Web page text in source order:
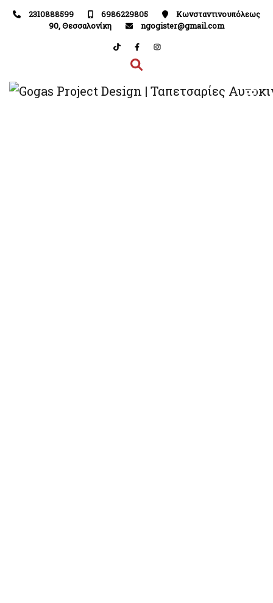
2310888599 6986229805
Κωνσταντινουπόλεως
90, Θεσσαλονίκη
ngogister@gmail.com